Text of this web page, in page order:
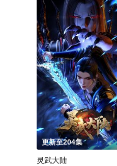
更新至204集
灵武大陆